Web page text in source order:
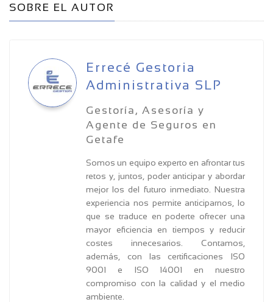
SOBRE EL AUTOR
Errecé Gestoria
Administrativa SLP
Gestoría, Asesoría y
Agente de Seguros en
Getafe
Somos un equipo experto en afrontar tus
retos y, juntos, poder anticipar y abordar
mejor los del futuro inmediato. Nuestra
experiencia nos permite anticiparnos, lo
que se traduce en poderte ofrecer una
mayor eficiencia en tiempos y reducir
costes innecesarios. Contamos,
además, con las certificaciones ISO
9001 e ISO 14001 en nuestro
compromiso con la calidad y el medio
ambiente.